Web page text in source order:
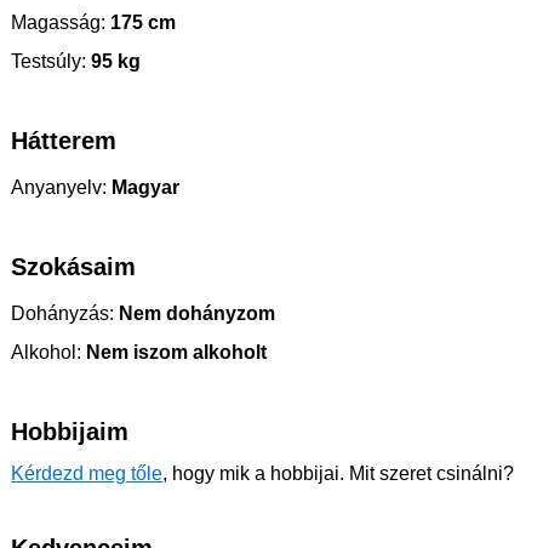
Magasság: 175 cm
Testsúly: 95 kg
Hátterem
Anyanyelv: Magyar
Szokásaim
Dohányzás: Nem dohányzom
Alkohol: Nem iszom alkoholt
Hobbijaim
Kérdezd meg tőle, hogy mik a hobbijai. Mit szeret csinálni?